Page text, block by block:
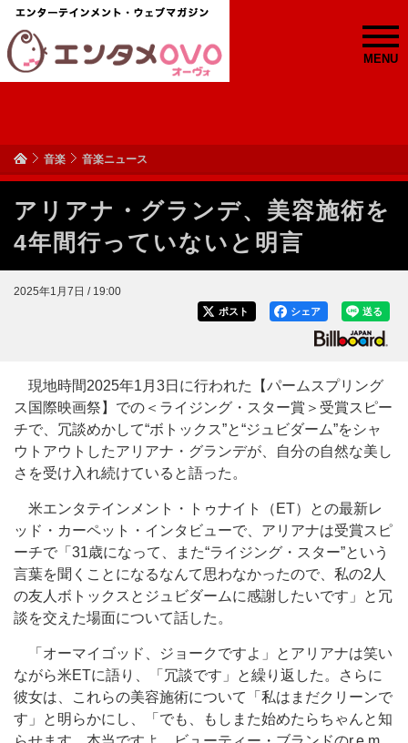
MENU
音楽 音楽ニュース
アリアナ・グランデ、美容施術を
4年間行っていないと明言
2025年1月7日 / 19:00
送る
シェア
ポスト
現地時間2025年1月3日に行われた【パームスプリング
ス国際映画祭】での＜ライジング・スター賞＞受賞スピー
チで、冗談めかして“ボトックス”と“ジュビダーム”をシャ
ウトアウトしたアリアナ・グランデが、自分の自然な美し
さを受け入れ続けていると語った。
米エンタテインメント・トゥナイト（ET）との最新レ
ッド・カーペット・インタビューで、アリアナは受賞スピ
ーチで「31歳になって、また“ライジング・スター”という
言葉を聞くことになるなんて思わなかったので、私の2人
の友人ボトックスとジュビダームに感謝したいです」と冗
談を交えた場面について話した。
「オーマイゴッド、ジョークですよ」とアリアナは笑い
ながら米ETに語り、「冗談です」と繰り返した。さらに
彼女は、これらの美容施術について「私はまだクリーンで
す」と明らかにし、「でも、もしまた始めたらちゃんと知